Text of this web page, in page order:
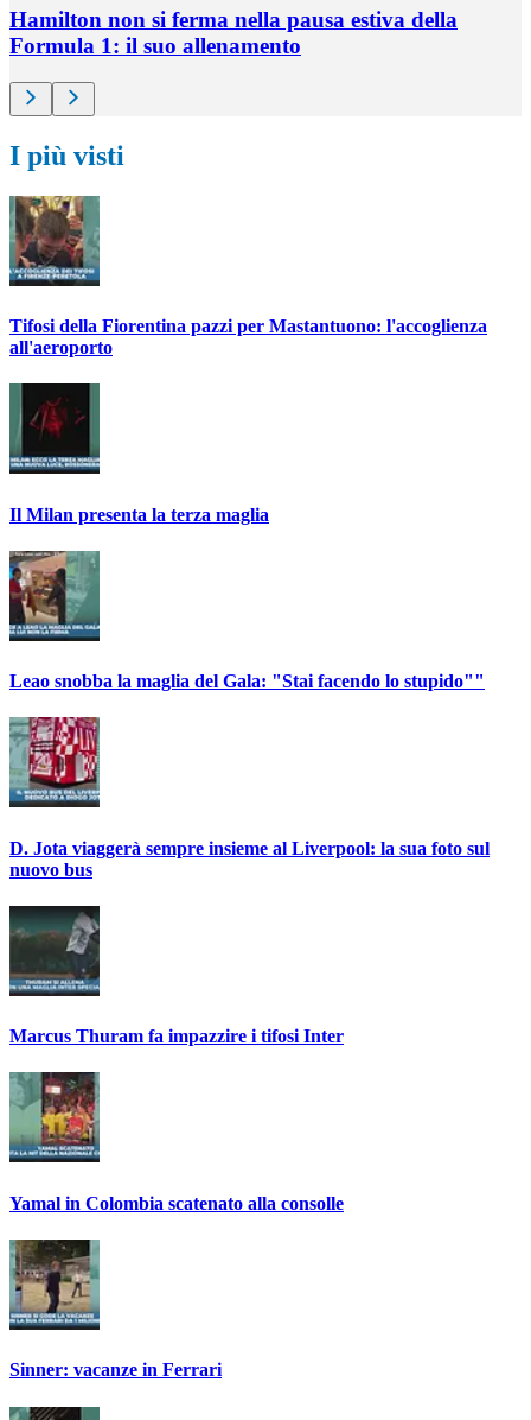
Hamilton non si ferma nella pausa estiva della
Formula 1: il suo allenamento
I più visti
Tifosi della Fiorentina pazzi per Mastantuono: l'accoglienza
all'aeroporto
Il Milan presenta la terza maglia
Leao snobba la maglia del Gala: "Stai facendo lo stupido""
D. Jota viaggerà sempre insieme al Liverpool: la sua foto sul
nuovo bus
Marcus Thuram fa impazzire i tifosi Inter
Yamal in Colombia scatenato alla consolle
Sinner: vacanze in Ferrari